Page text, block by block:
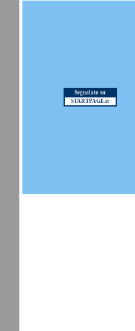
Segnalato su
STARTPAGE.it